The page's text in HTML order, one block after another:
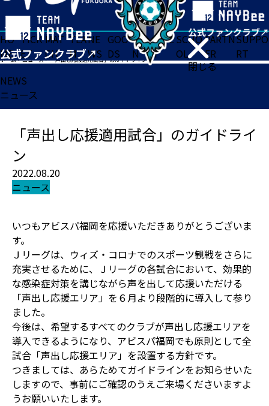
閉じる
HO
ME
TICK
ET
MAT
CH
TEA
M
NE
WS
GOO
DS
FA
N
ACADE
MY
SCHO
OL
PARTN
ER
SUPPO
RT
ホーム>ニュース>「声出し応援適用試合」のガイドライン
NEWS
ニュース
「声出し応援適用試合」のガイドライ
ン
2022.08.20
ニュース
いつもアビスパ福岡を応援いただきありがとうございま
す。
Ｊリーグは、ウィズ・コロナでのスポーツ観戦をさらに
充実させるために、Ｊリーグの各試合において、効果的
な感染症対策を講じながら声を出して応援いただける
「声出し応援エリア」を６月より段階的に導入して参り
ました。
今後は、希望するすべてのクラブが声出し応援エリアを
導入できるようになり、アビスパ福岡でも原則として全
試合「声出し応援エリア」を設置する方針です。
つきましては、あらためてガイドラインをお知らせいた
しますので、事前にご確認のうえご来場くださいますよ
うお願いいたします。